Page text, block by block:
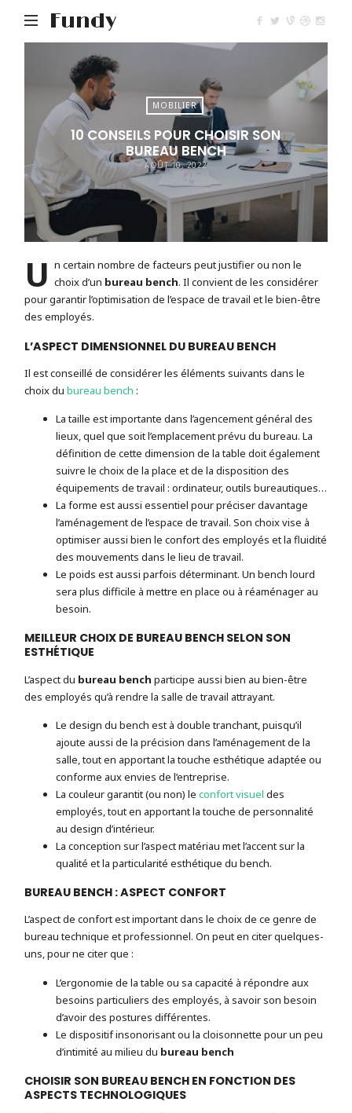
Fundy
MOBILIER
10 CONSEILS POUR CHOISIR SON
BUREAU BENCH
AOÛT 10, 2022
U n certain nombre de facteurs peut justifier ou non le
choix d’un bureau bench. Il convient de les considérer
pour garantir l’optimisation de l’espace de travail et le bien-être
des employés.
L’ASPECT DIMENSIONNEL DU BUREAU BENCH
Il est conseillé de considérer les éléments suivants dans le
choix dubureau bench :
La taille est importante dans l’agencement général des
lieux, quel que soit l’emplacement prévu du bureau. La
définition de cette dimension de la table doit également
suivre le choix de la place et de la disposition des
équipements de travail : ordinateur, outils bureautiques…
La forme est aussi essentiel pour préciser davantage
l’aménagement de l’espace de travail. Son choix vise à
optimiser aussi bien le confort des employés et la fluidité
des mouvements dans le lieu de travail.
Le poids est aussi parfois déterminant. Un bench lourd
sera plus difficile à mettre en place ou à réaménager au
besoin.
MEILLEUR CHOIX DE BUREAU BENCH SELON SON
ESTHÉTIQUE
L’aspect du bureau bench participe aussi bien au bien-être
des employés qu’à rendre la salle de travail attrayant.
Le design du bench est à double tranchant, puisqu’il
ajoute aussi de la précision dans l’aménagement de la
salle, tout en apportant la touche esthétique adaptée ou
conforme aux envies de l’entreprise.
La couleur garantit (ou non) leconfort visuel des
employés, tout en apportant la touche de personnalité
au design d’intérieur.
La conception sur l’aspect matériau met l’accent sur la
qualité et la particularité esthétique du bench.
BUREAU BENCH : ASPECT CONFORT
L’aspect de confort est important dans le choix de ce genre de
bureau technique et professionnel. On peut en citer quelques-
uns, pour ne citer que :
L’ergonomie de la table ou sa capacité à répondre aux
besoins particuliers des employés, à savoir son besoin
d’avoir des postures différentes.
Le dispositif insonorisant ou la cloisonnette pour un peu
d’intimité au milieu du bureau bench
CHOISIR SON BUREAU BENCH EN FONCTION DES
ASPECTS TECHNOLOGIQUES